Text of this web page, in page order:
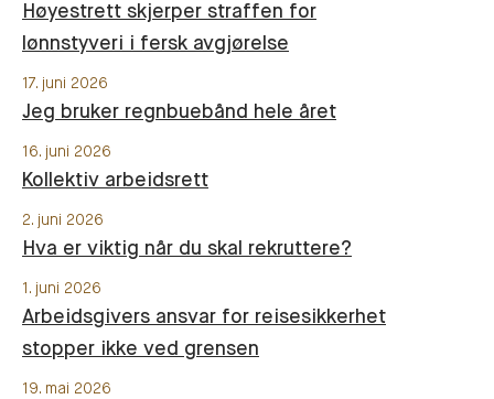
Høyestrett skjerper straffen for
lønnstyveri i fersk avgjørelse
17. juni 2026
Jeg bruker regnbuebånd hele året
16. juni 2026
Kollektiv arbeidsrett
2. juni 2026
Hva er viktig når du skal rekruttere?
1. juni 2026
Arbeidsgivers ansvar for reisesikkerhet
stopper ikke ved grensen
19. mai 2026